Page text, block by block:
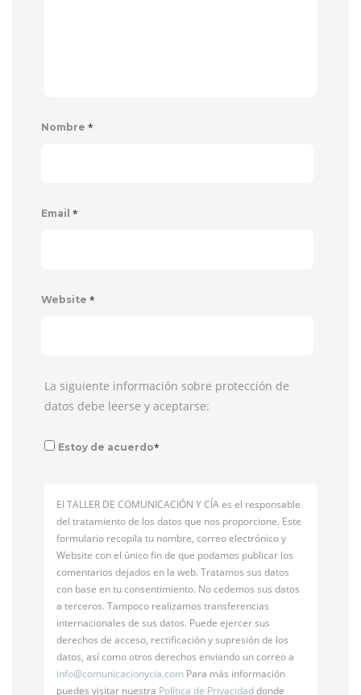
Nombre *
Email *
Website *
La siguiente información sobre protección de
datos debe leerse y aceptarse:
Estoy de acuerdo*
El TALLER DE COMUNICACIÓN Y CÍA es el responsable
del tratamiento de los datos que nos proporcione. Este
formulario recopila tu nombre, correo electrónico y
Website con el único fin de que podamos publicar los
comentarios dejados en la web. Tratamos sus datos
con base en tu consentimiento. No cedemos sus datos
a terceros. Tampoco realizamos transferencias
internacionales de sus datos. Puede ejercer sus
derechos de acceso, rectificación y supresión de los
datos, así como otros derechos enviando un correo a
info@comunicacionycia.com Para más información
puedes visitar nuestra Política de Privacidaddonde